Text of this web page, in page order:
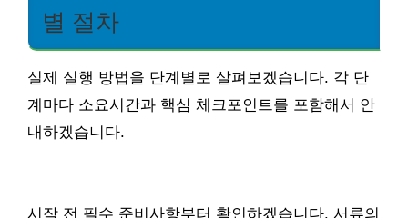
별 절차
실제 실행 방법을 단계별로 살펴보겠습니다. 각 단
계마다 소요시간과 핵심 체크포인트를 포함해서 안
내하겠습니다.
시작 전 필수 준비사항부터 확인하겠습니다. 서류의